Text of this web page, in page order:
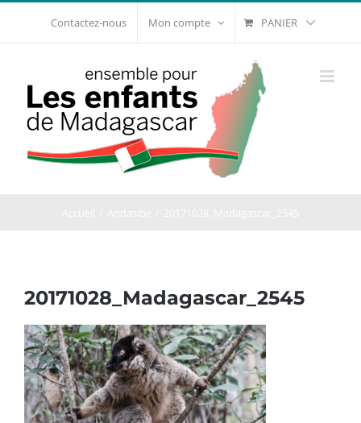
Contactez-nous Mon compte PANIER
20171028_Madagascar_2545